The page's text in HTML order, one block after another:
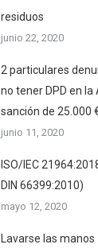
residuos
junio 22, 2020
2 particulares
no tener DPD en la
sanción de 25.000
junio 11, 2020
ISO/IEC
DIN 66399:2010)
mayo 12, 2020
Lavarse las manos